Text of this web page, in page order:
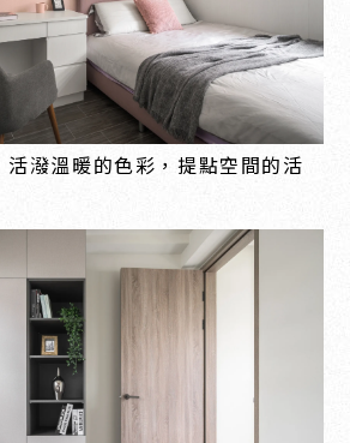
潑溫暖的色彩，提點空間的活